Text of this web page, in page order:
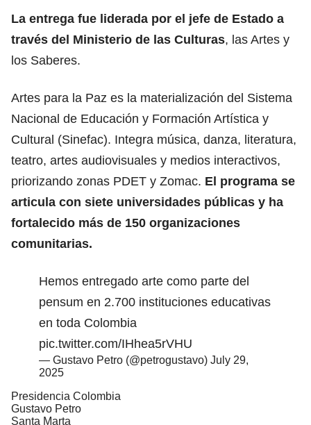
La entrega fue liderada por el jefe de Estado a
través del Ministerio de las Culturas, las Artes y
los Saberes.
Artes para la Paz es la materialización del Sistema
Nacional de Educación y Formación Artística y
Cultural (Sinefac). Integra música, danza, literatura,
teatro, artes audiovisuales y medios interactivos,
priorizando zonas PDET y Zomac. El programa se
articula con siete universidades públicas y ha
fortalecido más de 150 organizaciones
comunitarias.
Hemos entregado arte como parte del
pensum en 2.700 instituciones educativas
en toda Colombia
pic.twitter.com/IHhea5rVHU
— Gustavo Petro (@petrogustavo) July 29,
2025
Presidencia Colombia
Gustavo Petro
Santa Marta